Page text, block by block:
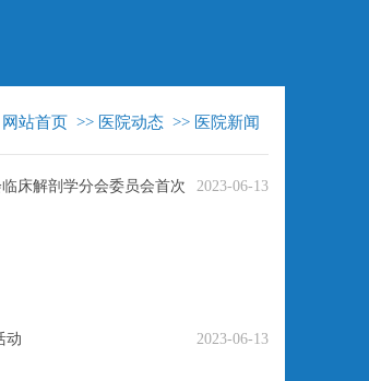
网站首页 >> 医院动态 >> 医院新闻
2023-06-13
床解剖学分会委员会首次
2023-06-13
动